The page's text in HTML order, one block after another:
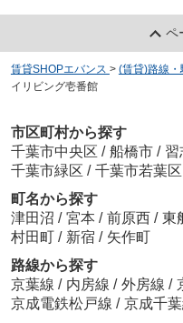
ペ
賃貸SHOPエバンス > (賃貸)路線
イリビング壱番館
市区町村から探す
千葉市中央区 / 船橋市 / 習
千葉市緑区 / 千葉市若葉区
町名から探す
津田沼 / 宮本 / 前原西 / 東
村田町 / 新宿 / 矢作町
路線から探す
京葉線 / 内房線 / 外房線 /
京成電鉄松戸線 / 京成千